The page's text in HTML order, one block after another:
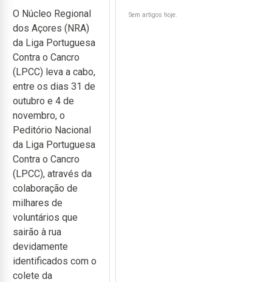
O Núcleo Regional
dos Açores (NRA)
da Liga Portuguesa
Contra o Cancro
(LPCC) leva a cabo,
entre os dias 31 de
outubro e 4 de
novembro, o
Peditório Nacional
da Liga Portuguesa
Contra o Cancro
(LPCC), através da
colaboração de
milhares de
voluntários que
sairão à rua
devidamente
identificados com o
colete da
Sem artigos hoje.